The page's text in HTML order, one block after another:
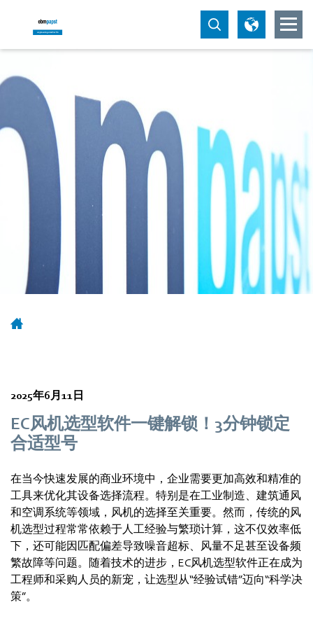
2025年6月11日
EC风机选型软件一键解锁！3分钟锁定
合适型号
在当今快速发展的商业环境中，企业需要更加高效和精准的
工具来优化其设备选择流程。特别是在工业制造、建筑通风
和空调系统等领域，风机的选择至关重要。然而，传统的风
机选型过程常常依赖于人工经验与繁琐计算，这不仅效率低
下，还可能因匹配偏差导致噪音超标、风量不足甚至设备频
繁故障等问题。随着技术的进步，EC风机选型软件正在成为
工程师和采购人员的新宠，让选型从“经验试错”迈向“科学决
策”。